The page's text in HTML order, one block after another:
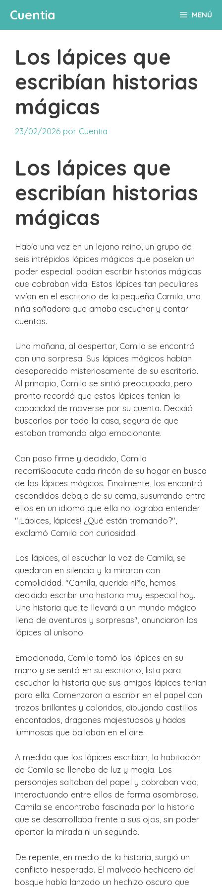
contenido
Cuentia MENÚ
Los lápices que
escribían historias
mágicas
23/02/2026 por Cuentia
Los lápices que
escribían historias
mágicas
Había una vez en un lejano reino, un grupo de
seis intrépidos lápices mágicos que poseían un
poder especial: podían escribir historias mágicas
que cobraban vida. Estos lápices tan peculiares
vivían en el escritorio de la pequeña Camila, una
niña soñadora que amaba escuchar y contar
cuentos.
Una mañana, al despertar, Camila se encontró
con una sorpresa. Sus lápices mágicos habían
desaparecido misteriosamente de su escritorio.
Al principio, Camila se sintió preocupada, pero
pronto recordó que estos lápices tenían la
capacidad de moverse por su cuenta. Decidió
buscarlos por toda la casa, segura de que
estaban tramando algo emocionante.
Con paso firme y decidido, Camila
recorri&oacute cada rincón de su hogar en busca
de los lápices mágicos. Finalmente, los encontró
escondidos debajo de su cama, susurrando entre
ellos en un idioma que ella no lograba entender.
"¡Lápices, lápices! ¿Qué están tramando?",
exclamó Camila con curiosidad.
Los lápices, al escuchar la voz de Camila, se
quedaron en silencio y la miraron con
complicidad. "Camila, querida niña, hemos
decidido escribir una historia muy especial hoy.
Una historia que te llevará a un mundo mágico
lleno de aventuras y sorpresas", anunciaron los
lápices al unísono.
Emocionada, Camila tomó los lápices en su
mano y se sentó en su escritorio, lista para
escuchar la historia que sus amigos lápices tenían
para ella. Comenzaron a escribir en el papel con
trazos brillantes y coloridos, dibujando castillos
encantados, dragones majestuosos y hadas
luminosas que bailaban en el aire.
A medida que los lápices escribían, la habitación
de Camila se llenaba de luz y magia. Los
personajes saltaban del papel y cobraban vida,
interactuando entre ellos de forma asombrosa.
Camila se encontraba fascinada por la historia
que se desarrollaba frente a sus ojos, sin poder
apartar la mirada ni un segundo.
De repente, en medio de la historia, surgió un
conflicto inesperado. El malvado hechicero del
bosque había lanzado un hechizo oscuro que